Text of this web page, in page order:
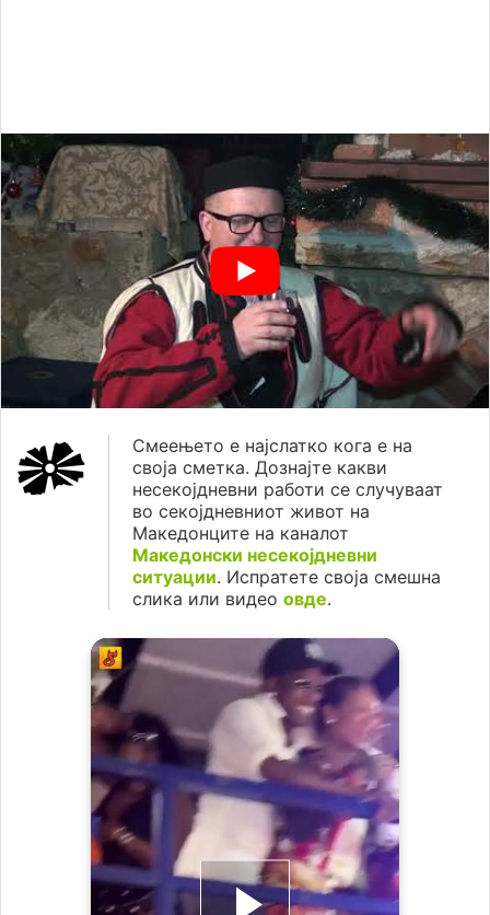
Смеењето е најслатко кога е на
своја сметка. Дознајте какви
несекојдневни работи се случуваат
во секојдневниот живот на
Македонците на каналот
Македонски несекојдневни
ситуации. Испратете своја смешна
слика или видео овде.